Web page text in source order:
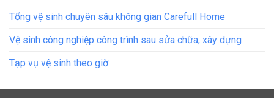
Tổng vệ sinh chuyên sâu không gian Carefull Home
Vệ sinh công nghiệp công trình sau sửa chữa, xây dựng
Tạp vụ vệ sinh theo giờ